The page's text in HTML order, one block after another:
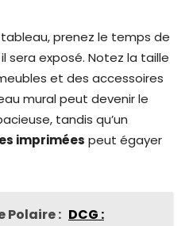
prenez le temps de
sera exposé. Notez la taille
et des accessoires
mural peut devenir le
tandis qu’un
imprimées peut égayer
Polaire : DCG :